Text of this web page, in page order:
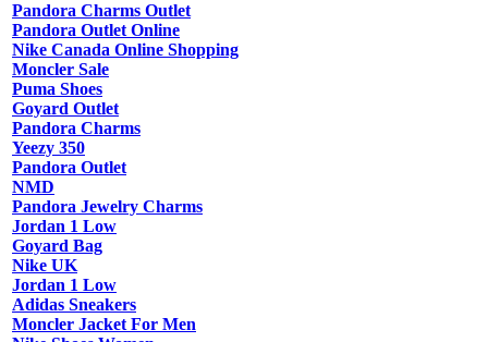
Pandora Charms Outlet
Pandora Outlet Online
Nike Canada Online Shopping
Moncler Sale
Puma Shoes
Goyard Outlet
Pandora Charms
Yeezy 350
Pandora Outlet
NMD
Pandora Jewelry Charms
Jordan 1 Low
Goyard Bag
Nike UK
Jordan 1 Low
Adidas Sneakers
Moncler Jacket For Men